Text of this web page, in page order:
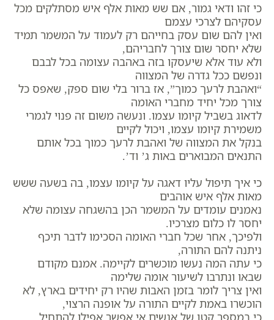
כי זהו ודאי גמור, אם שש מאות אלף איש מסתלקים מכל
עסקיהם לצרכי עצמם
ואין להם שום עסק בחייהם רק לעמוד על המשמר תמיד
שלא יחסר שום צורך לחבריהם,
ולא עוד אלא שיעסקו בזה באהבה עצומה בכל לבבם
ונפשם ככל גדרה של המצווה
“ואהבת לרעך כמוך”, אז ברור בלי שום ספק, שאפס כל
צורך מכל יחיד מחברי האומה
לדאוג בשביל קיומו עצמו. ונעשה משום זה פנוי לגמרי
משמירת קיומו עצמו, ויכול לקיים
בנקל את המצווה של ואהבת לרעך כמוך בכל אותם
התנאים המבוארים באות ג’ וד’.
כי איך תיפול עליו דאגה על קיומו עצמו, בה בשעה ששש
מאות אלף איש אוהבים
נאמנים עומדים על המשמר הכן בהשגחה עצומה שלא
יחסר לו כלום מצרכיו.
ולפיכך, אחר שכל חברי האומה הסכימו לדבר תיכף
ניתנה להם התורה,
כי עתה המה נעשו מוכשרים לקיימה. אמנם מקודם
שבאו ונתרבו לשיעור אומה שלימה
ואין צריך לומר בזמן האבות שהיו רק יחידים בארץ, לא
הוכשרו באמת לקיים התורה על אופנה הרצוי,
כי במספר קטן של אנשים אי אפשר אפילו להתחיל